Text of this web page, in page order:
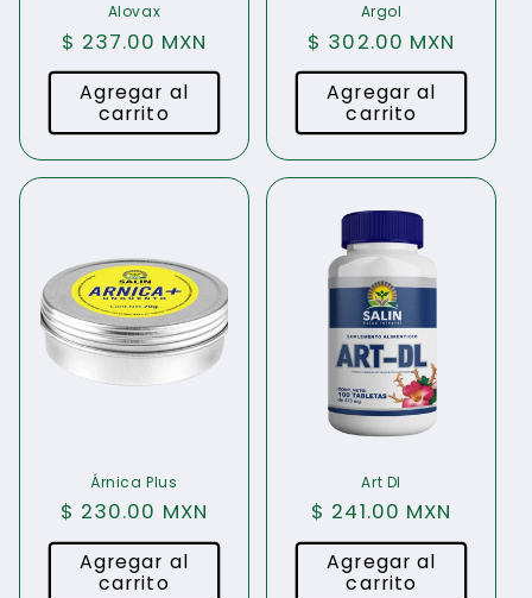
Alovax
Precio
habitual
$ 237.00 MXN
Agregar al
carrito
Argol
Precio
habitual
$ 302.00 MXN
Agregar al
carrito
Árnica Plus
Precio
habitual
$ 230.00 MXN
Agregar al
carrito
Art Dl
Precio
habitual
$ 241.00 MXN
Agregar al
carrito